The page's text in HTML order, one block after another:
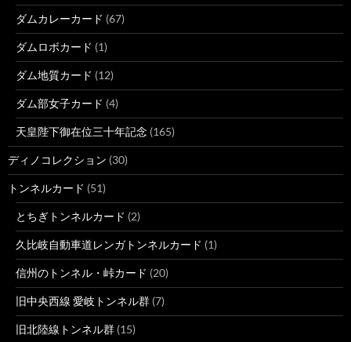
ダムカレーカード (67)
ダムロボカード (1)
ダム地質カード (12)
ダム部女子カード (4)
天皇陛下御在位三十年記念 (165)
ディノコレクション (30)
トンネルカード (51)
とちぎトンネルカード (2)
久比岐自動車道レンガトンネルカード (1)
信州のトンネル・峠カード (20)
旧中央西線 愛岐トンネル群 (7)
旧北陸線トンネル群 (15)